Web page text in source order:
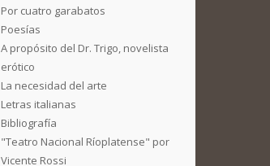
Por cuatro garabatos
Poesías
A propósito del Dr. Trigo, novelista
erótico
La necesidad del arte
Letras italianas
Bibliografía
"Teatro Nacional Ríoplatense" por
Vicente Rossi